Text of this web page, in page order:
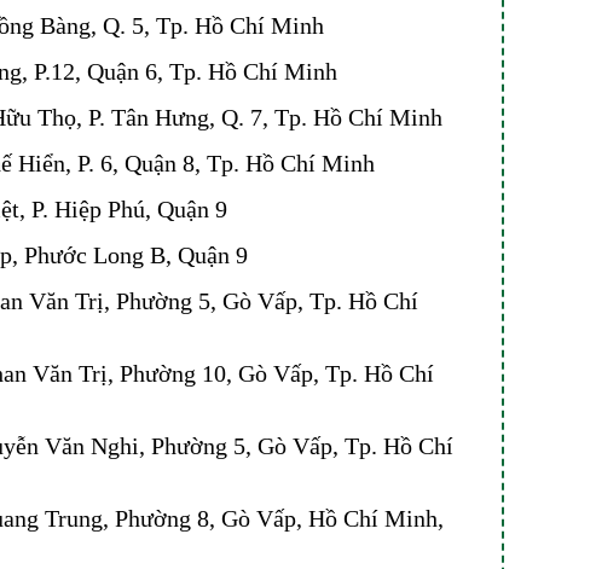
Bàng, Q. 5, Tp. Hồ Chí Minh
P.12, Quận 6, Tp. Hồ Chí Minh
Thọ, P. Tân Hưng, Q. 7, Tp. Hồ Chí Minh
Hiển, P. 6, Quận 8, Tp. Hồ Chí Minh
P. Hiệp Phú, Quận 9
Phước Long B, Quận 9
Văn Trị, Phường 5, Gò Vấp, Tp. Hồ Chí
Văn Trị, Phường 10, Gò Vấp, Tp. Hồ Chí
Văn Nghi, Phường 5, Gò Vấp, Tp. Hồ Chí
Trung, Phường 8, Gò Vấp, Hồ Chí Minh,